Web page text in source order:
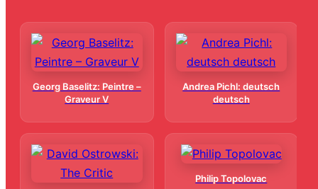
Georg Baselitz: Peintre –
Graveur V
Andrea Pichl: deutsch
deutsch
Philip Topolovac